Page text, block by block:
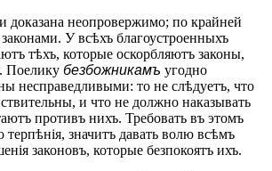
доказана неопровержимо; по крайней
У всѣхъ благоустроенныхъ
тѣхъ, которые оскорбляютъ законы,
Поелику безбожникамъ угодно
несправедливыми: то не слѣдуетъ, что
и что не должно наказывать
противъ нихъ. Требовать въ этомъ
терпѣнія, значитъ давать волю всѣмъ
законовъ, которые безпокоятъ ихъ.